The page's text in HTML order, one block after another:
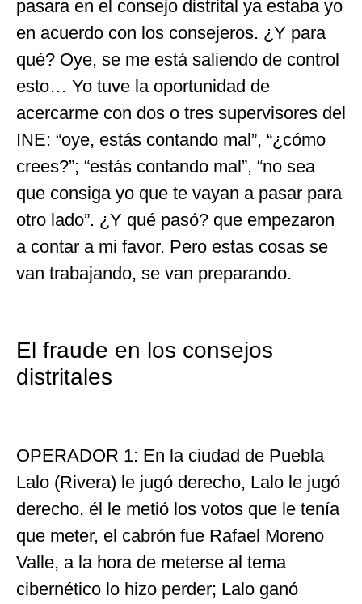
pasara en el consejo distrital ya estaba yo
en acuerdo con los consejeros. ¿Y para
qué? Oye, se me está saliendo de control
esto… Yo tuve la oportunidad de
acercarme con dos o tres supervisores del
INE: “oye, estás contando mal”, “¿cómo
crees?”; “estás contando mal”, “no sea
que consiga yo que te vayan a pasar para
otro lado”. ¿Y qué pasó? que empezaron
a contar a mi favor. Pero estas cosas se
van trabajando, se van preparando.
El fraude en los consejos
distritales
OPERADOR 1: En la ciudad de Puebla
Lalo (Rivera) le jugó derecho, Lalo le jugó
derecho, él le metió los votos que le tenía
que meter, el cabrón fue Rafael Moreno
Valle, a la hora de meterse al tema
cibernético lo hizo perder; Lalo ganó